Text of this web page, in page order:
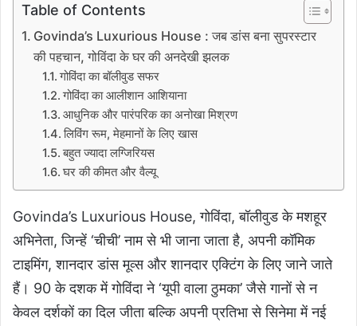
Table of Contents
Govinda’s Luxurious House : जब डांस बना सुपरस्टार
की पहचान, गोविंदा के घर की अनदेखी झलक
गोविंदा का बॉलीवुड सफर
गोविंदा का आलीशान आशियाना
आधुनिक और पारंपरिक का अनोखा मिश्रण
लिविंग रूम, मेहमानों के लिए खास
बहुत ज्यादा लग्जिरियस
घर की कीमत और वैल्यू
Govinda’s Luxurious House, गोविंदा, बॉलीवुड के मशहूर
अभिनेता, जिन्हें ‘चीची’ नाम से भी जाना जाता है, अपनी कॉमिक
टाइमिंग, शानदार डांस मूव्स और शानदार एक्टिंग के लिए जाने जाते
हैं। 90 के दशक में गोविंदा ने ‘यूपी वाला ठुमका’ जैसे गानों से न
केवल दर्शकों का दिल जीता बल्कि अपनी प्रतिभा से सिनेमा में नई